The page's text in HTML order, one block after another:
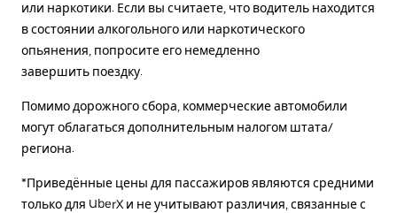
или наркотики. Если вы считаете, что водитель находится
в состоянии алкогольного или наркотического
опьянения, попросите его немедленно
завершить поездку.
Помимо дорожного сбора, коммерческие автомобили
могут облагаться дополнительным налогом штата/
региона.
*Приведённые цены для пассажиров являются средними
только для UberX и не учитывают различия, связанные с